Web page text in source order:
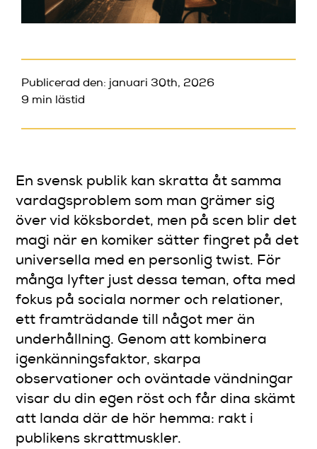
Publicerad den: januari 30th, 2026
9 min lästid
En svensk publik kan skratta åt samma
vardagsproblem som man grämer sig
över vid köksbordet, men på scen blir det
magi när en komiker sätter fingret på det
universella med en personlig twist. För
många lyfter just dessa teman, ofta med
fokus på sociala normer och relationer,
ett framträdande till något mer än
underhållning. Genom att kombinera
igenkänningsfaktor, skarpa
observationer och oväntade vändningar
visar du din egen röst och får dina skämt
att landa där de hör hemma: rakt i
publikens skrattmuskler.